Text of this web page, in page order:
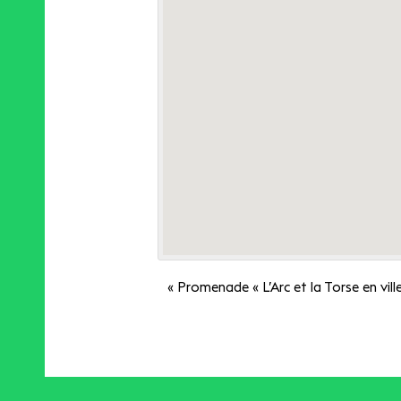
«Promenade « L’Arc et la Torse en